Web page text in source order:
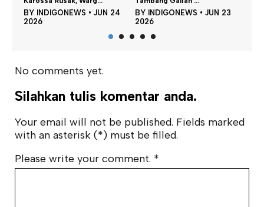
BYINDIGONEWS • JUN 23
2026
BYINDIGONEWS • MEI 23
2026
No comments yet.
Silahkan tulis komentar anda.
Your email will not be published. Fields marked
with an asterisk (*) must be filled.
Please write your comment. *